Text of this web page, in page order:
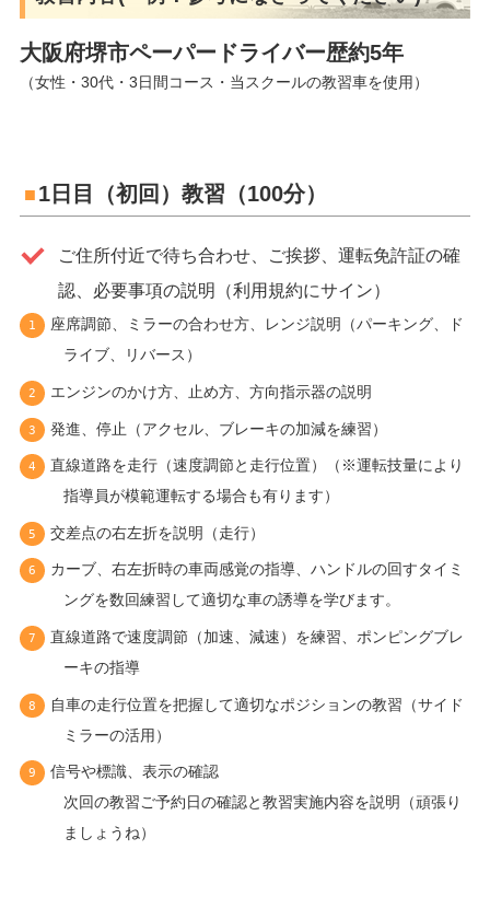
大阪府堺市ペーパードライバー歴約5年
（女性・30代・3日間コース・当スクールの教習車を使用）
1日目（初回）教習（100分）
ご住所付近で待ち合わせ、ご挨拶、運転免許証の確
認、必要事項の説明（利用規約にサイン）
座席調節、ミラーの合わせ方、レンジ説明（パーキング、ド
ライブ、リバース）
エンジンのかけ方、止め方、方向指示器の説明
発進、停止（アクセル、ブレーキの加減を練習）
直線道路を走行（速度調節と走行位置）（※運転技量により
指導員が模範運転する場合も有ります）
交差点の右左折を説明（走行）
カーブ、右左折時の車両感覚の指導、ハンドルの回すタイミ
ングを数回練習して適切な車の誘導を学びます。
直線道路で速度調節（加速、減速）を練習、ポンピングブレ
ーキの指導
自車の走行位置を把握して適切なポジションの教習（サイド
ミラーの活用）
信号や標識、表示の確認
次回の教習ご予約日の確認と教習実施内容を説明（頑張り
ましょうね）